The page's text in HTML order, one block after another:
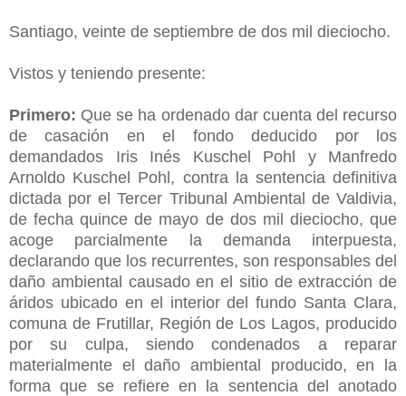
Santiago, veinte de septiembre de dos mil dieciocho.
Vistos y teniendo presente:
Primero: Que se ha ordenado dar cuenta del recurso
de casación en el fondo deducido por los
demandados Iris Inés Kuschel Pohl y Manfredo
Arnoldo Kuschel Pohl, contra la sentencia definitiva
dictada por el Tercer Tribunal Ambiental de Valdivia,
de fecha quince de mayo de dos mil dieciocho, que
acoge parcialmente la demanda interpuesta,
declarando que los recurrentes, son responsables del
daño ambiental causado en el sitio de extracción de
áridos ubicado en el interior del fundo Santa Clara,
comuna de Frutillar, Región de Los Lagos, producido
por su culpa, siendo condenados a reparar
materialmente el daño ambiental producido, en la
forma que se refiere en la sentencia del anotado